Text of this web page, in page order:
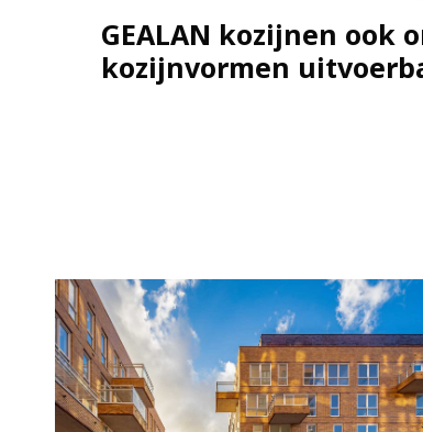
GEALAN kozijnen ook
kozijnvormen